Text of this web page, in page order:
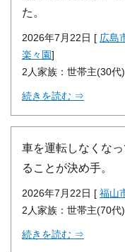
た。
2026年7月22日 [ 広島
楽々園]
2人家族：世帯主(30代
続きを読む ⇒
車を運転しなくな
ることが決め手。
2026年7月22日 [ 福山
2人家族：世帯主(70代
続きを読む ⇒